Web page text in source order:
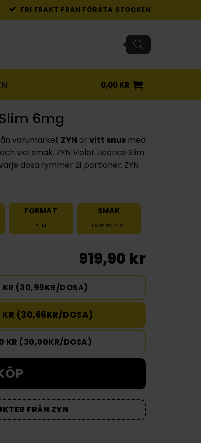
FRI FRAKT FRÅN FÖRSTA STOCKEN
0,00 KR
6mg
varumärket ZYN är vitt snus med
och viol smak. ZYN Violet Licorice Slim
dosa rymmer 21 portioner. ZYN
FORMAT
SLIM
SMAK
LAKRITS,VIOL
919,90 kr
(30,99KR/DOSA)
(30,66KR/DOSA)
KR (30,00KR/DOSA)
FRÅN ZYN